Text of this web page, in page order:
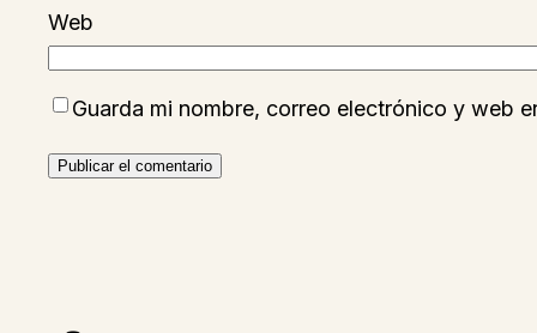
Web
Guarda mi nombre, correo electrónico y web